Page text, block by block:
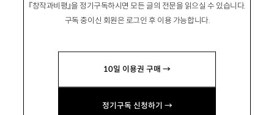
『창작과비평』을 정기구독하시면 모든 글의 전문을 읽으실 수 있습니다.
구독 중이신 회원은 로그인 후 이용 가능합니다.
10일 이용권 구매 →
정기구독 신청하기 →
시집 『악어』 『공손한 손』 『사슴공원에서』 『구
amond000@hanmail.net